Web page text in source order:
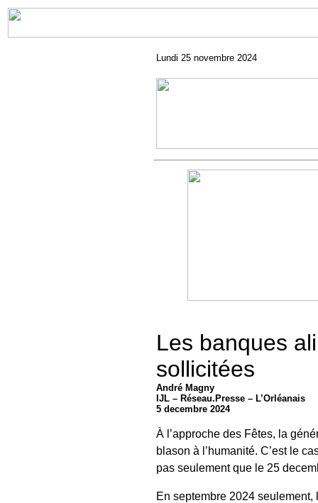
Lundi 25 novembre 2024
Les banques
sollicitées
André Magny
IJL – Réseau.Presse – L’Orléanais
5 decembre 2024
À l’approche des Fêtes, la
blason à l’humanité. C’est le
pas seulement que le 25
En septembre 2024